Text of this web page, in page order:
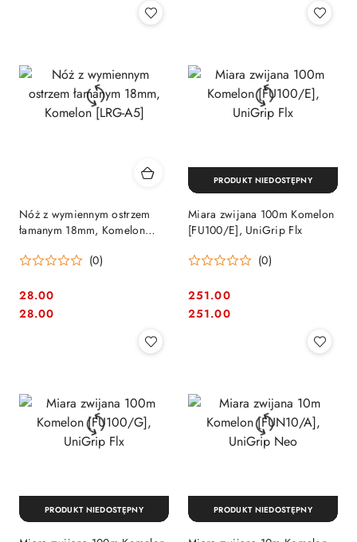
Nóż z wymiennym ostrzem
łamanym 18mm, Komelon
(0)
Cena:
28.00
Cena:
28.00
Miara zwijana 100m Komelon
[FU100/E], UniGrip Flx
(0)
Cena:
251.00
Cena:
251.00
PRODUKT NIEDOSTĘPNY
PRODUKT NIEDOSTĘPNY PRODUKT NIEDOSTĘPNY